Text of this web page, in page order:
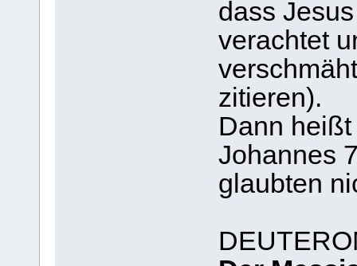
dass
verachtet
zitieren).
Dann
Johannes
glaubten